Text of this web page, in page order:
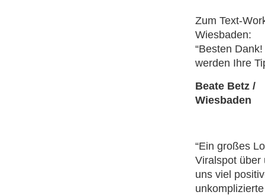
Zum Text-
Wiesbaden:
“Besten
werden Ihre
Beate Betz /
Wiesbaden
“Ein großes
Viralspot über
uns viel